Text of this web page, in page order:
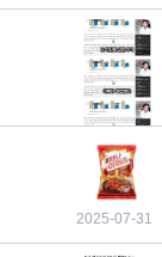
2025-07-31